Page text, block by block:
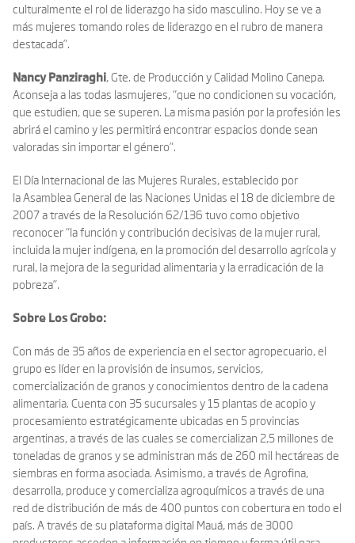
culturalmente el rol de liderazgo ha sido masculino. Hoy se ve a
más mujeres tomando roles de liderazgo en el rubro de manera
destacada”.
Nancy Panziraghi, Gte. de Producción y Calidad Molino Canepa.
Aconseja a las todas lasmujeres, “que no condicionen su vocación,
que estudien, que se superen. La misma pasión por la profesión les
abrirá el camino y les permitirá encontrar espacios donde sean
valoradas sin importar el género”.
El Día Internacional de las Mujeres Rurales, establecido por
la Asamblea General de las Naciones Unidas el 18 de diciembre de
2007 a través de la Resolución 62/136 tuvo como objetivo
reconocer “la función y contribución decisivas de la mujer rural,
incluida la mujer indígena, en la promoción del desarrollo agrícola y
rural, la mejora de la seguridad alimentaria y la erradicación de la
pobreza”.
Sobre Los Grobo:
Con más de 35 años de experiencia en el sector agropecuario, el
grupo es líder en la provisión de insumos, servicios,
comercialización de granos y conocimientos dentro de la cadena
alimentaria. Cuenta con 35 sucursales y 15 plantas de acopio y
procesamiento estratégicamente ubicadas en 5 provincias
argentinas, a través de las cuales se comercializan 2,5 millones de
toneladas de granos y se administran más de 260 mil hectáreas de
siembras en forma asociada. Asimismo, a través de Agrofina,
desarrolla, produce y comercializa agroquímicos a través de una
red de distribución de más de 400 puntos con cobertura en todo el
país. A través de su plataforma digital Mauá, más de 3000